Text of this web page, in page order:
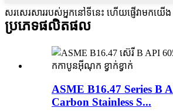
សរសេរសាររបស់អ្នកនៅទីនេះ ហើយផ្ញើវាមកយើង
ប្រភេទផលិតផល
ASME B16.47 Series B
Carbon Stainless S...